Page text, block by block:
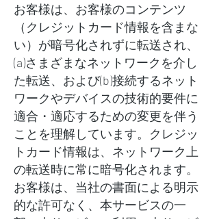
お客様は、お客様のコンテンツ
（クレジットカード情報を含まな
い）が暗号化されずに転送され、
(a)さまざまなネットワークを介し
た転送、および(b)接続するネット
ワークやデバイスの技術的要件に
適合・適応するための変更を伴う
ことを理解しています。クレジッ
トカード情報は、ネットワーク上
の転送時に常に暗号化されます。
お客様は、当社の書面による明示
的な許可なく、本サービスの一